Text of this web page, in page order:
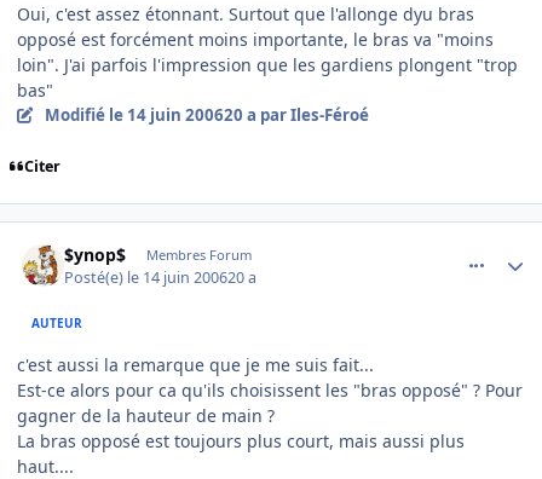
Oui, c'est assez étonnant. Surtout que l'allonge dyu bras
opposé est forcément moins importante, le bras va "moins
loin". J'ai parfois l'impression que les gardiens plongent "trop
bas"
Modifié le 14 juin 200620 a par Iles-Féroé
Citer
$ynop$ Membres Forum
Posté(e) le 14 juin 200620 a
AUTEUR
c'est aussi la remarque que je me suis fait...
Est-ce alors pour ca qu'ils choisissent les "bras opposé" ? Pour
gagner de la hauteur de main ?
La bras opposé est toujours plus court, mais aussi plus
haut....